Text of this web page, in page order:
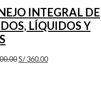
INTEGRAL DE
LÍQUIDOS Y
S/360.00